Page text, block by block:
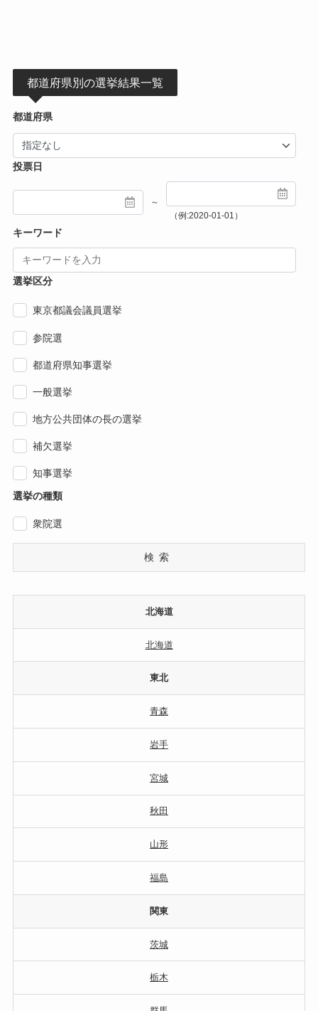
都道府県別の選挙結果一覧
都道府県
投票日
～
（例:2020-01-01）
キーワード
選挙区分
東京都議会議員選挙
参院選
都道府県知事選挙
一般選挙
地方公共団体の長の選挙
補欠選挙
知事選挙
選挙の種類
衆院選
検索
北海道
北海道
東北
青森
岩手
宮城
秋田
山形
福島
関東
茨城
栃木